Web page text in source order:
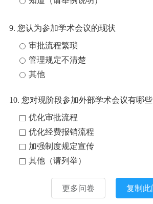
9. 您认为参加学术会议的现状
审批流程繁琐
管理规定不清楚
其他
10. 您对现阶段参加外部学术会议有哪
优化审批流程
优化经费报销流程
加强制度规定宣传
其他（请列举）
更多问卷 复制此